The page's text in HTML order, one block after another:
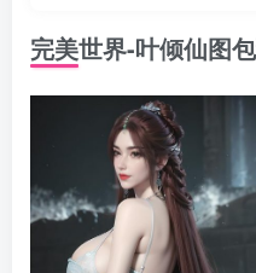
完美世界-叶倾仙图